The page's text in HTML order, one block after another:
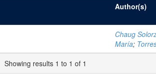
Author(s)
Chaug
María;
Showing results 1 to 1 of 1